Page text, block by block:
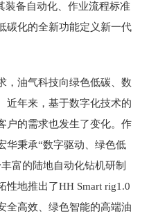
装备自动化、作业流程标准
碳化的全新功能定义新一代
油气科技向绿色低碳、数
近年来，基于数字化技术的
户的需求也发生了变化。作
华秉承“数字驱动、绿色低
富的陆地自动化钻机研制
性地推出了HH Smart rig1.0
全高效、绿色智能的高端油